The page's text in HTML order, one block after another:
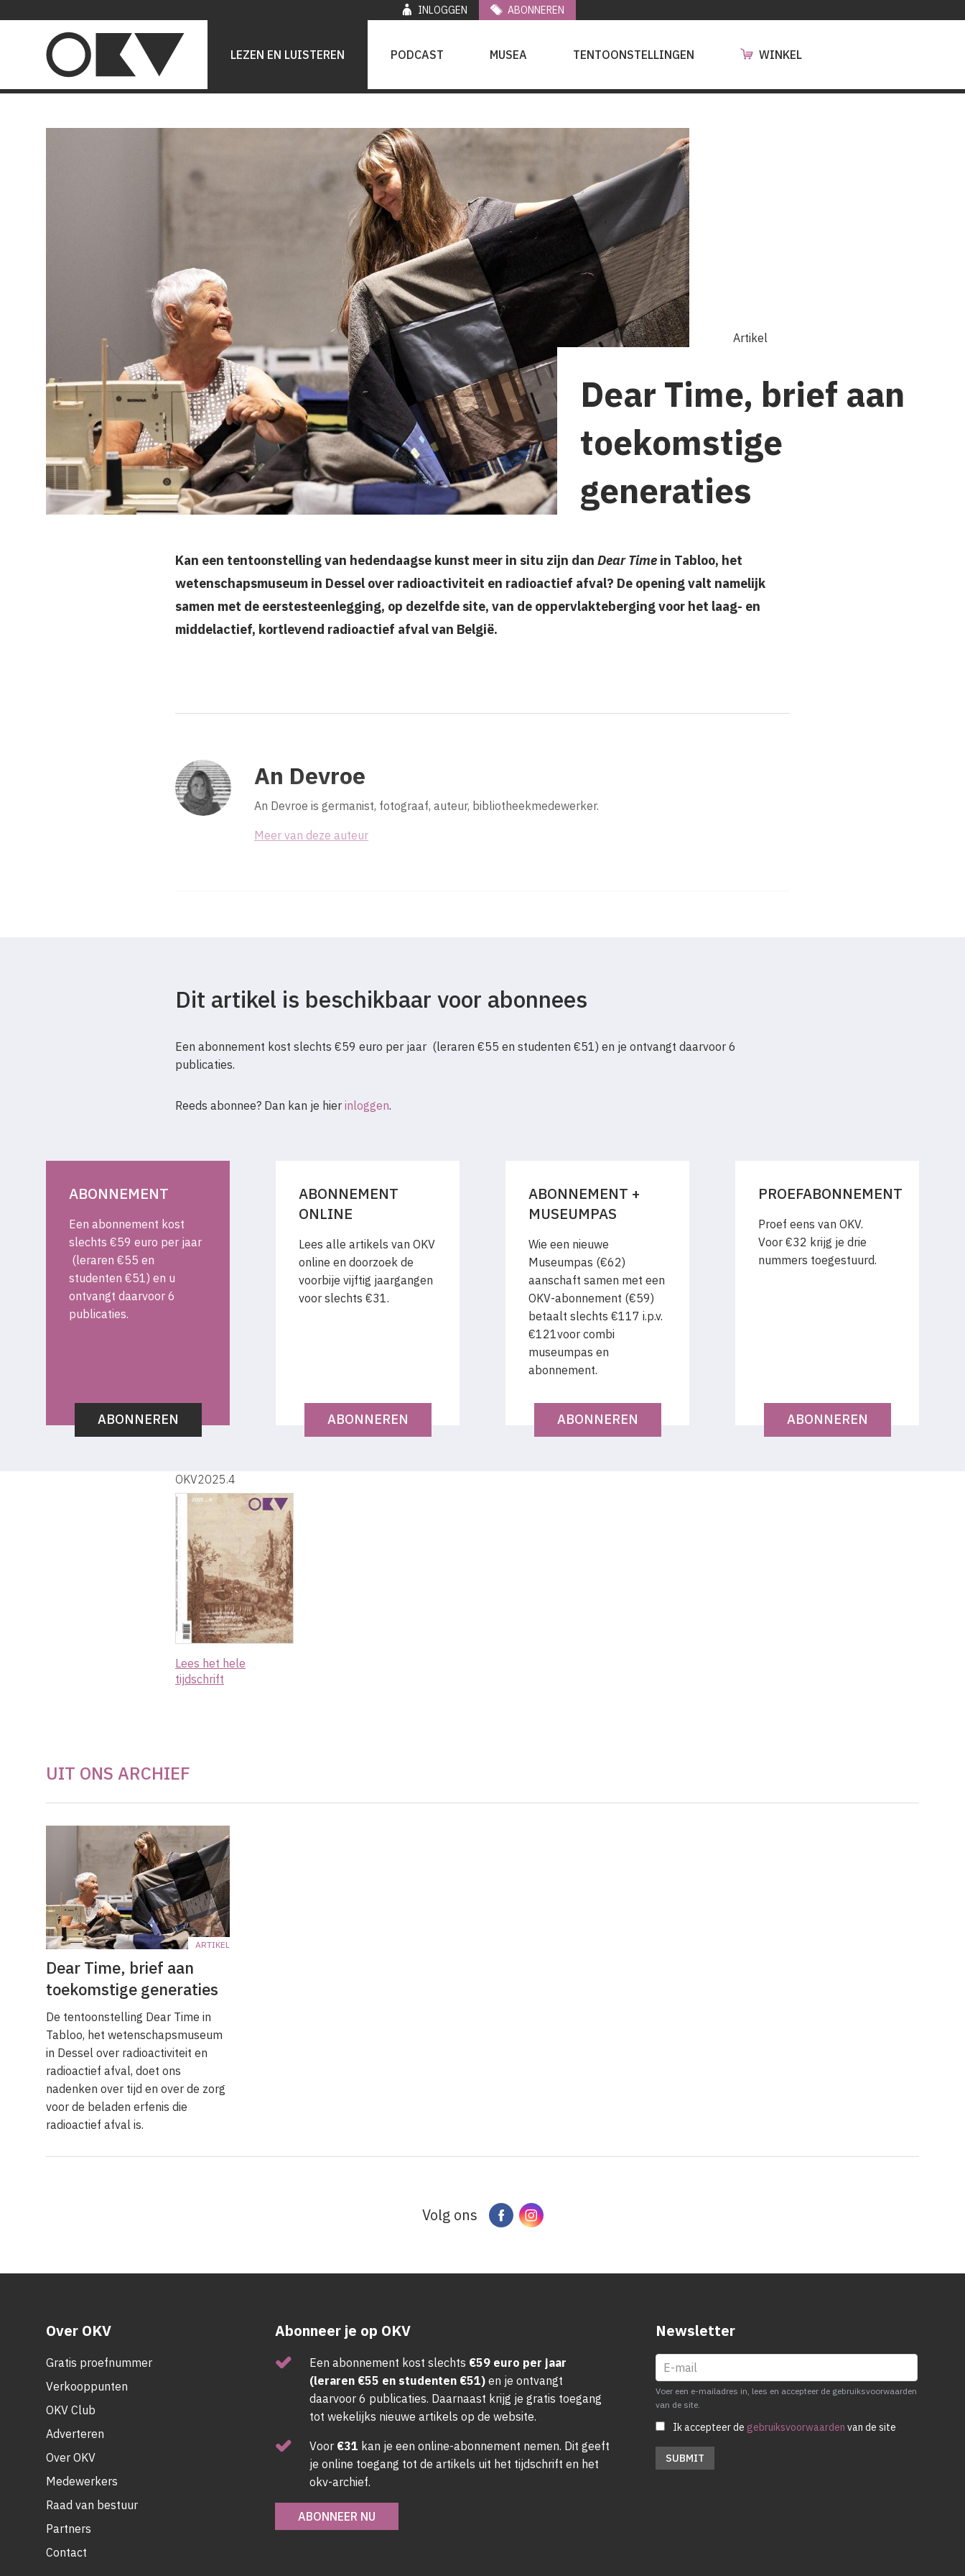
INLOGGEN ABONNEREN
navigation
LEZEN EN LUISTEREN PODCAST MUSEA TENTOONSTELLINGEN WINKEL
Dear Time, brief aan
toekomstige
generaties
Artikel
Kan een tentoonstelling van hedendaagse kunst meer in situ zijn dan Dear Time in Tabloo, het
wetenschapsmuseum in Dessel over radioactiviteit en radioactief afval? De opening valt namelijk
samen met de eerstesteenlegging, op dezelfde site, van de oppervlakteberging voor het laag- en
middelactief, kortlevend radioactief afval van België.
An Devroe
An Devroe is germanist, fotograaf, auteur, bibliotheekmedewerker.
Meer van deze auteur
Dit artikel is beschikbaar voor abonnees
Een abonnement kost slechts €59 euro per jaar (leraren €55 en studenten €51) en je ontvangt daarvoor 6
publicaties.
Reeds abonnee? Dan kan je hier inloggen.
ABONNEMENT
Een abonnement kost
slechts €59 euro per jaar
(leraren €55 en
studenten €51) en u
ontvangt daarvoor 6
publicaties.
ABONNEREN
ABONNEMENT
ONLINE
Lees alle artikels van OKV
online en doorzoek de
voorbije vijftig jaargangen
voor slechts €31.
ABONNEREN
ABONNEMENT +
MUSEUMPAS
Wie een nieuwe
Museumpas (€62)
aanschaft samen met een
OKV-abonnement (€59)
betaalt slechts €117 i.p.v.
€121voor combi
museumpas en
abonnement.
ABONNEREN
PROEFABONNEMENT
Proef eens van OKV.
Voor €32 krijg je drie
nummers toegestuurd.
ABONNEREN
OKV2025.4
Lees het hele
tijdschrift
UIT ONS ARCHIEF
ARTIKEL
Dear Time, brief aan
toekomstige generaties
De tentoonstelling Dear Time in
Tabloo, het wetenschapsmuseum
in Dessel over radioactiviteit en
radioactief afval, doet ons
nadenken over tijd en over de zorg
voor de beladen erfenis die
radioactief afval is.
Volg ons FacebookInstagram
Over OKV
Gratis proefnummer
Verkooppunten
OKV Club
Adverteren
Over OKV
Medewerkers
Raad van bestuur
Partners
Contact
Abonneer je op OKV
Een abonnement kost slechts €59 euro per jaar
(leraren €55 en studenten €51)en je ontvangt
daarvoor 6 publicaties. Daarnaast krijg je gratis toegang
tot wekelijks nieuwe artikels op de website.
Voor €31 kan je een online-abonnement nemen. Dit geeft
je online toegang tot de artikels uit het tijdschrift en het
okv-archief.
ABONNEER NU
Newsletter
Voer een e-mailadres in, lees en accepteer de gebruiksvoorwaarden
van de site.
Ik accepteer de gebruiksvoorwaarden van de site